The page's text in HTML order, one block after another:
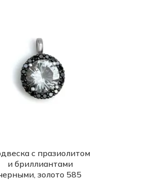
с празиолитом
и бриллиантами
золото 585